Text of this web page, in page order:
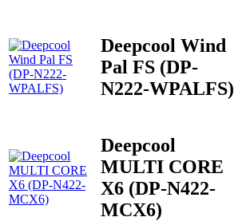
Deepcool Wind
Pal FS (DP-
N222-WPALFS)
Deepcool
MULTI CORE
X6 (DP-N422-
MCX6)